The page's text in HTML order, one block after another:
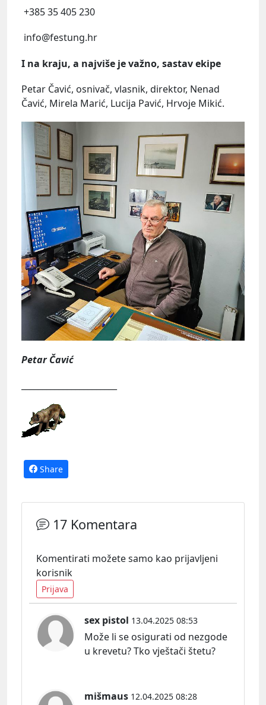
+385 35 405 230
info@festung.hr
I na kraju, a najviše je važno, sastav ekipe
Petar Čavić, osnivač, vlasnik, direktor, Nenad
Čavić, Mirela Marić, Lucija Pavić, Hrvoje Mikić.
Petar Čavić
Share
17 Komentara
Komentirati možete samo kao prijavljeni
korisnik
Prijava
sex pistol 13.04.2025 08:53
Može li se osigurati od nezgode
u krevetu? Tko vještači štetu?
mišmaus 12.04.2025 08:28